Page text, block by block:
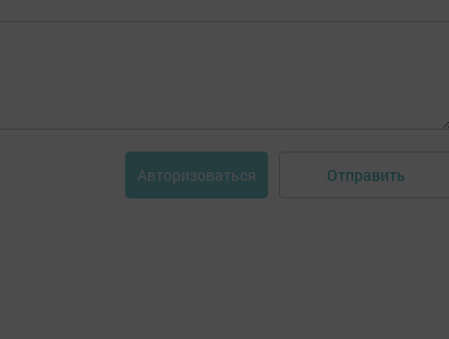
Авторизоваться Отправить